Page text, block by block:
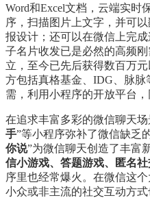
Word和Excel文档，云端实时
序，扫描图片上文字，并可
报设计；还可以在微信上完
子名片收发已是必然的高频刚
立，至今已先后获得数百万
方包括真格基金、IDG、脉脉
需，利用小程序的开放平台
在追求丰富多彩的微信聊天场
手”等小程序弥补了微信缺乏
你说”为微信聊天创造了丰富
信小游戏、答题游戏、匿名社
序里也经常爆火。在微信这
小众或非主流的社交互动方式